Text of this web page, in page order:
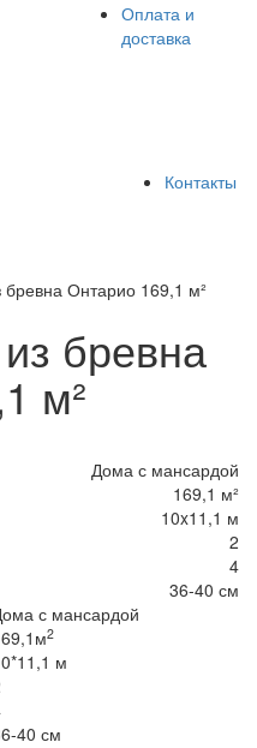
Оплата и
доставка
Контакты
бревна Онтарио 169,1 м²
бревна
м²
Дома с мансардой
169,1 м²
10x11,1 м
2
4
36-40 см
с мансардой
2
м
40 см